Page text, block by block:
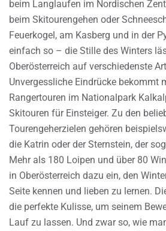
beim Langlaufen im Nordischen
beim Skitourengehen oder
Feuerkogel, am Kasberg und in der
einfach so – die Stille des Winters
Oberösterreich auf verschiedenste
Unvergessliche Eindrücke bekommt
Rangertouren im Nationalpark
Skitouren für Einsteiger. Zu den
Tourengeherzielen gehören
die Katrin oder der Sternstein, der
Mehr als 180 Loipen und über 80
in Oberösterreich dazu ein, den
Seite kennen und lieben zu lernen.
die perfekte Kulisse, um seinem
Lauf zu lassen. Und zwar so, wie